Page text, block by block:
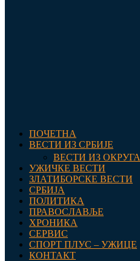
ПОЧЕТНА
ВЕСТИ ИЗ СРБИЈЕ
ВЕСТИ ИЗ ОКРУГА
УЖИЧКЕ ВЕСТИ
ЗЛАТИБОРСКЕ ВЕСТИ
СРБИЈА
ПОЛИТИКА
ПРАВОСЛАВЉЕ
ХРОНИКА
СЕРВИС
СПОРТ ПЛУС – УЖИЦЕ
КОНТАКТ